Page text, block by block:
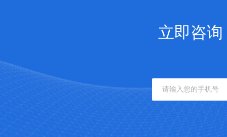
立即咨